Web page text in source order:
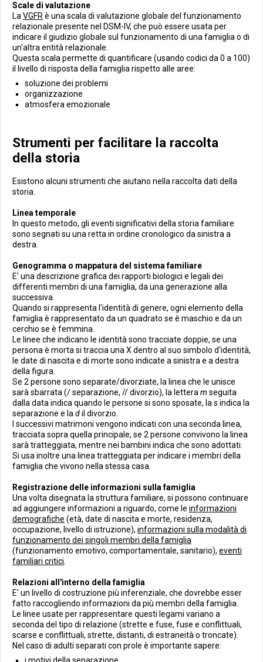
Scale di valutazione
La VGFR è una scala di valutazione globale del funzionamento
relazionale presente nel DSM-IV, che può essere usata per
indicare il giudizio globale sul funzionamento di una famiglia o di
un'altra entità relazionale.
Questa scala permette di quantificare (usando codici da 0 a 100)
il livello di risposta della famiglia rispetto alle aree:
soluzione dei problemi
organizzazione
atmosfera emozionale
Strumenti per facilitare la raccolta
della storia
Esistono alcuni strumenti che aiutano nella raccolta dati della
storia.
Linea temporale
In questo metodo, gli eventi significativi della storia familiare
sono segnati su una retta in ordine cronologico da sinistra a
destra.
Genogramma o mappatura del sistema familiare
E' una descrizione grafica dei rapporti biologici e legali dei
differenti membri di una famiglia, da una generazione alla
successiva.
Quando si rappresenta l'identità di genere, ogni elemento della
famiglia è rappresentato da un quadrato se è maschio e da un
cerchio se è femmina.
Le linee che indicano le identità sono tracciate doppie, se una
persona è morta si traccia una X dentro al suo simbolo d'identità,
le date di nascita e di morte sono indicate a sinistra e a destra
della figura.
Se 2 persone sono separate/divorziate, la linea che le unisce
sarà sbarrata (/ separazione, // divorzio), la lettera m seguita
dalla data indica quando le persone si sono sposate, la sindica la
separazione e la dil divorzio.
I successivi matrimoni vengono indicati con una seconda linea,
tracciata sopra quella principale, se 2 persone convivono la linea
sarà tratteggiata, mentre nei bambini indica che sono adottati.
Si usa inoltre una linea tratteggiata per indicare i membri della
famiglia che vivono nella stessa casa.
Registrazione delle informazioni sulla famiglia
Una volta disegnata la struttura familiare, si possono continuare
ad aggiungere informazioni a riguardo, come le informazioni
demografiche (età, date di nascita e morte, residenza,
occupazione, livello di istruzione), informazioni sulla modalità di
funzionamento dei singoli membri della famiglia
(funzionamento emotivo, comportamentale, sanitario), eventi
familiari critici
Relazioni all'interno della famiglia
E' un livello di costruzione più inferenziale, che dovrebbe esser
fatto raccogliendo informazioni da più membri della famiglia.
Le linee usate per rappresentare questi legami variano a
seconda del tipo di relazione (strette e fuse, fuse e conflittuali,
scarse e conflittuali, strette, distanti, di estraneità o troncate).
Nel caso di adulti separati con prole è importante sapere: